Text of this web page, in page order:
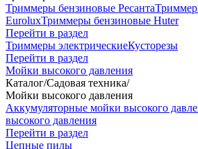
Триммеры бензиновые Ресанта
EuroluxТриммеры бензиновые Huter
Перейти в раздел
Триммеры электрическиеКусторезы
Перейти в раздел
Мойки высокого давления
Каталог/Садовая техника/
Мойки высокого давления
Аккумуляторные мойки высокого
высокого давления
Перейти в раздел
Цепные пилы